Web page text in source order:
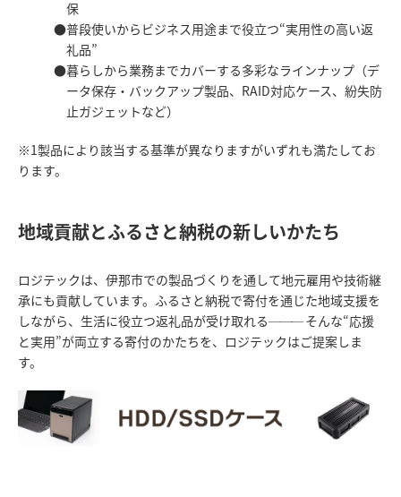
保
普段使いからビジネス用途まで役立つ“実用性の高い返
礼品”
暮らしから業務までカバーする多彩なラインナップ（デ
ータ保存・バックアップ製品、RAID対応ケース、紛失防
止ガジェットなど）
※1製品により該当する基準が異なりますがいずれも満たしてお
ります。
地域貢献とふるさと納税の新しいかたち
ロジテックは、伊那市での製品づくりを通して地元雇用や技術継
承にも貢献しています。ふるさと納税で寄付を通じた地域支援を
しながら、生活に役立つ返礼品が受け取れる───そんな“応援
と実用”が両立する寄付のかたちを、ロジテックはご提案しま
す。